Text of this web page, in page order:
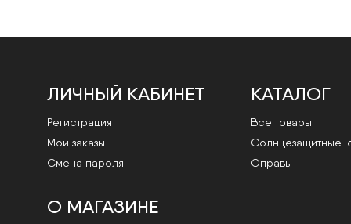
ЛИЧНЫЙ КАБИНЕТ
Регистрация
Мои заказы
Смена пароля
КАТАЛОГ
Все товары
Cолнцезащитные-
Оправы
О МАГАЗИНЕ